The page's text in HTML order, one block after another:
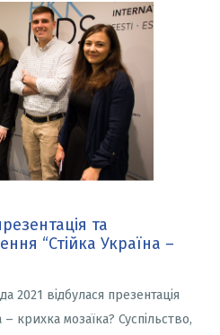
та
“Стійка Україна –
2021 відбулася презентація
крихка мозаїка? Суспільство,